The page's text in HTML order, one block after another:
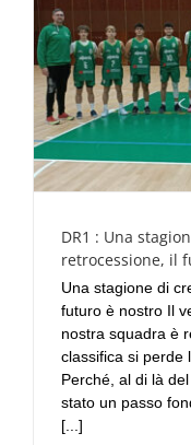
DR1 : Una
retrocessione, il
Una stagione di
futuro è nostro Il
nostra squadra è
classifica si perde
Perché, al di là
stato un passo
[...]